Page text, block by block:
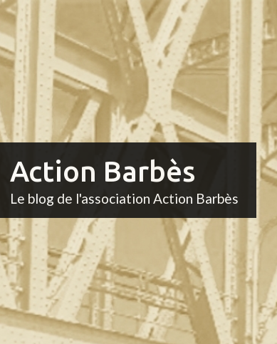
Action Barbès
Le blog de l'association Action Barbès